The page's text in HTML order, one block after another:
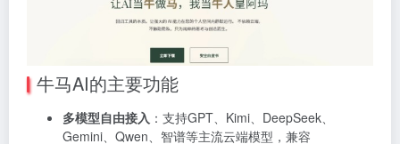
牛马AI的主要功能
多模型自由接入 ：支持GPT、Kimi、DeepSeek、
Gemini、Qwen、智谱等主流云端模型，兼容